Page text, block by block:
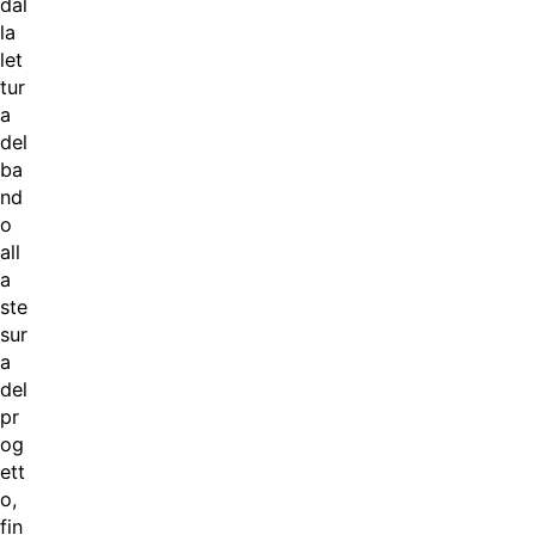
dal
la
let
tur
a
del
ba
nd
o
all
a
ste
sur
a
del
pr
og
ett
o,
fin